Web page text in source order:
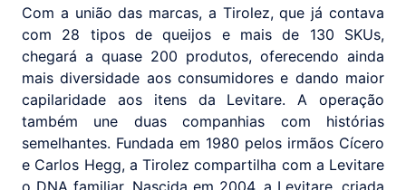
Com a união das marcas, a Tirolez, que já contava
com 28 tipos de queijos e mais de 130 SKUs,
chegará a quase 200 produtos, oferecendo ainda
mais diversidade aos consumidores e dando maior
capilaridade aos itens da Levitare. A operação
também une duas companhias com histórias
semelhantes. Fundada em 1980 pelos irmãos Cícero
e Carlos Hegg, a Tirolez compartilha com a Levitare
o DNA familiar. Nascida em 2004, a Levitare, criada